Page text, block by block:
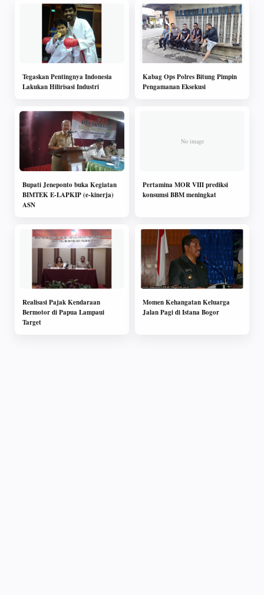
Tegaskan Pentingnya Indonesia
Lakukan Hilirisasi Industri
Kabag Ops Polres Bitung Pimpin
Pengamanan Eksekusi
Bupati Jeneponto buka Kegiatan
BIMTEK E-LAPKIP (e-kinerja)
ASN
Pertamina MOR VIII prediksi
konsumsi BBM meningkat
Realisasi Pajak Kendaraan
Bermotor di Papua Lampaui
Target
Momen Kehangatan Keluarga
Jalan Pagi di Istana Bogor